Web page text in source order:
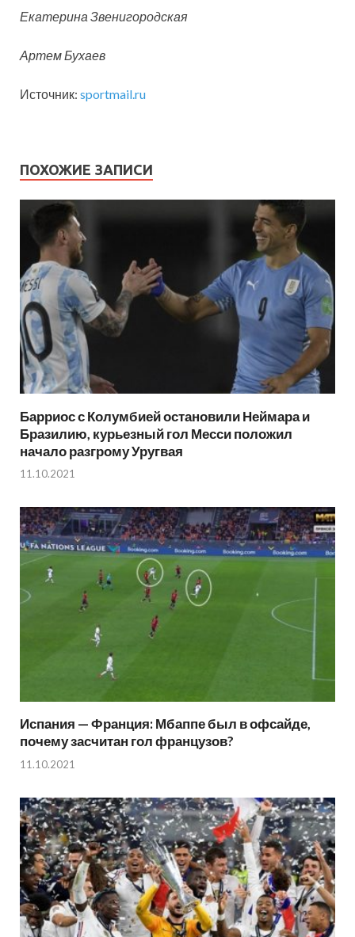
Екатерина Звенигородская
Артем Бухаев
Источник: sportmail.ru
ПОХОЖИЕ ЗАПИСИ
Барриос с Колумбией остановили Неймара и
Бразилию, курьезный гол Месси положил
начало разгрому Уругвая
11.10.2021
Испания — Франция: Мбаппе был в офсайде,
почему засчитан гол французов?
11.10.2021